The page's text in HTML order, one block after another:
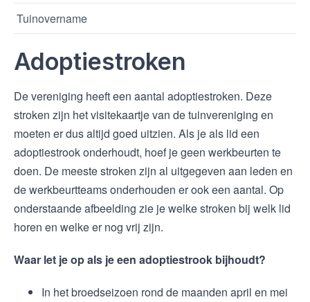
Tuinovername
Adoptiestroken
De vereniging heeft een aantal adoptiestroken. Deze
stroken zijn het visitekaartje van de tuinvereniging en
moeten er dus altijd goed uitzien. Als je als lid een
adoptiestrook onderhoudt, hoef je geen werkbeurten te
doen. De meeste stroken zijn al uitgegeven aan leden en
de werkbeurtteams onderhouden er ook een aantal. Op
onderstaande afbeelding zie je welke stroken bij welk lid
horen en welke er nog vrij zijn.
Waar let je op als je een adoptiestrook bijhoudt?
In het broedseizoen rond de maanden april en mei